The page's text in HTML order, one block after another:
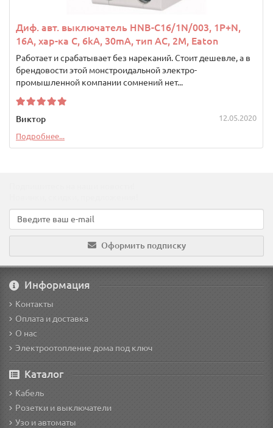
Диф. авт. выключатель HNB-C16/1N/003, 1P+N,
16A, хар-ка C, 6kA, 30mA, тип АC, 2M, Eaton
Работает и срабатывает без нареканий. Стоит дешевле, а в
брендовости этой монстроидальной электро-
промышленной компании сомнений нет...
Виктор 12.05.2020
Подробнее...
Оформить подписку
Информация
Контакты
Оплата и доставка
О нас
Электроотопление дома под ключ
Каталог
Кабель
Розетки и выключатели
Узо и автоматы